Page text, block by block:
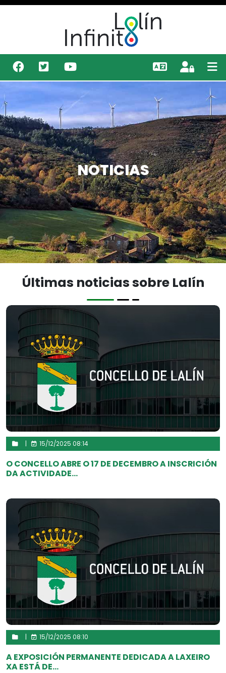
NOTICIAS
Últimas noticias sobre Lalín
| 15/12/2025 08:14
O CONCELLO ABRE O 17 DE DECEMBRO A INSCRICIÓN
DA ACTIVIDADE...
15/12/2025 08:10
A EXPOSICIÓN PERMANENTE DEDICADA A LAXEIRO
XA ESTÁ DE...